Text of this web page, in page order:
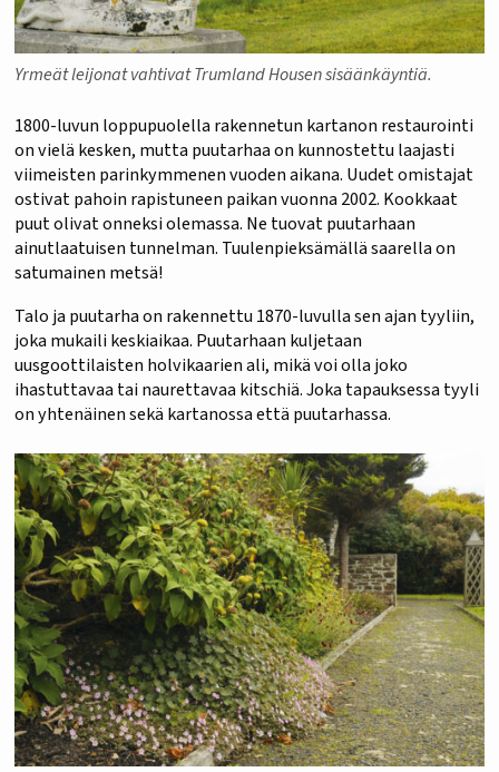
Yrmeät leijonat vahtivat Trumland Housen sisäänkäyntiä.
1800-luvun loppupuolella rakennetun kartanon restaurointi
on vielä kesken, mutta puutarhaa on kunnostettu laajasti
viimeisten parinkymmenen vuoden aikana. Uudet omistajat
ostivat pahoin rapistuneen paikan vuonna 2002. Kookkaat
puut olivat onneksi olemassa. Ne tuovat puutarhaan
ainutlaatuisen tunnelman. Tuulenpieksämällä saarella on
satumainen metsä!
Talo ja puutarha on rakennettu 1870-luvulla sen ajan tyyliin,
joka mukaili keskiaikaa. Puutarhaan kuljetaan
uusgoottilaisten holvikaarien ali, mikä voi olla joko
ihastuttavaa tai naurettavaa kitschiä. Joka tapauksessa tyyli
on yhtenäinen sekä kartanossa että puutarhassa.